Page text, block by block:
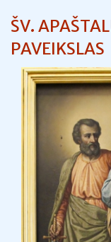
ŠV.
PAVEIKSLAS